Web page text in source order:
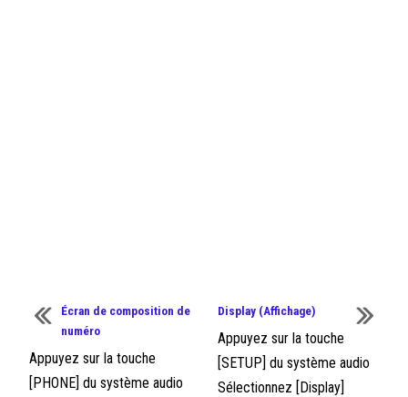
Écran de composition de
numéro
Appuyez sur la touche
[PHONE] du système audio
Display (Affichage)
Appuyez sur la touche
[SETUP] du système audio
Sélectionnez [Display]